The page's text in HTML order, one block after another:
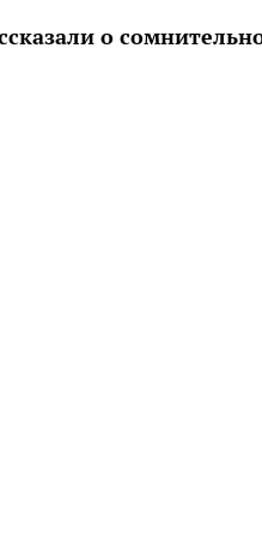
о